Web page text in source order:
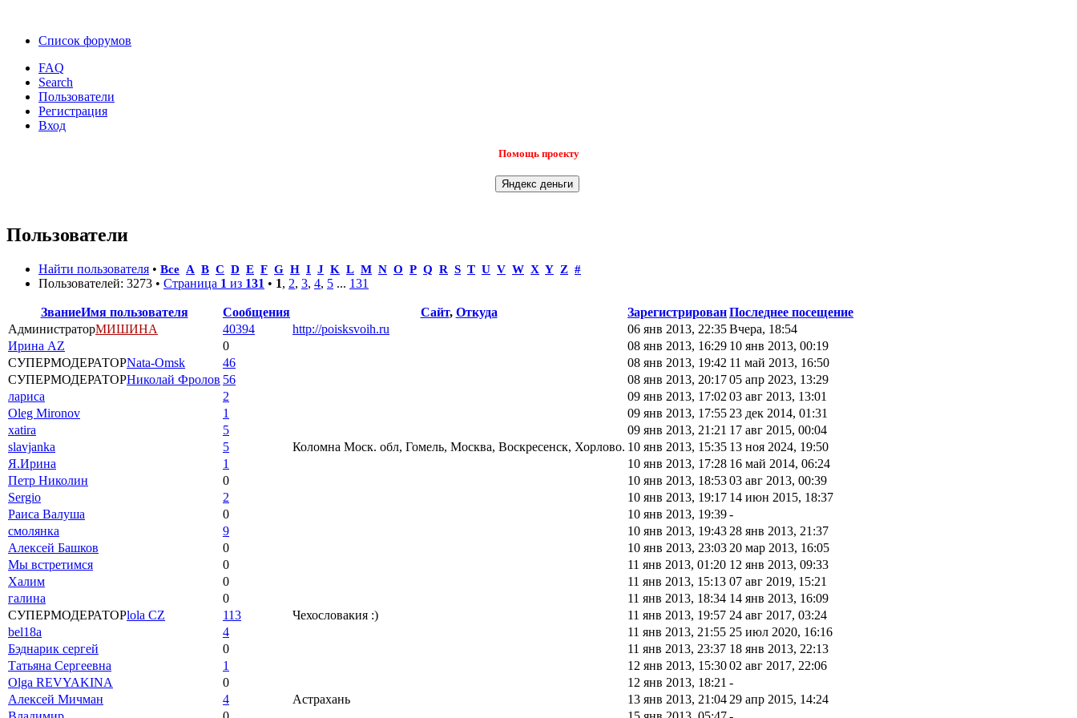
Список форумов
FAQ
Search
Пользователи
Регистрация
Вход
Помощь проекту
Пользователи
Найти пользователя • Все A B C D E F G H I J K L M N O P Q R S T U V W X Y Z #
Пользователей: 3273 • Страница 1 из 131 • 1, 2, 3, 4, 5 ... 131
ЗваниеИмя пользователя Сообщения Сайт, Откуда ЗарегистрированПоследнее посещение
АдминистраторМИШИНА 40394 http://poisksvoih.ru 06 янв 2013, 22:35Вчера, 18:54
Ирина AZ
0 08 янв 2013, 16:29 10 янв 2013, 00:19
СУПЕРМОДЕРАТОРNata-Omsk 46 08 янв 2013, 19:42 11 май 2013, 16:50
СУПЕРМОДЕРАТОРНиколай Фролов 56 08 янв 2013, 20:1705 апр 2023, 13:29
лариса
2 09 янв 2013, 17:02 03 авг 2013, 13:01
Oleg Mironov
1 09 янв 2013, 17:55 23 дек 2014, 01:31
xatira
5 09 янв 2013, 21:21 17 авг 2015, 00:04
slavjanka
5 Коломна Моск. обл, Гомель, Москва, Воскресенск, Хорлово. 10 янв 2013, 15:35 13 ноя 2024, 19:50
Я.Ирина
1 10 янв 2013, 17:28 16 май 2014, 06:24
Петр Николин
0 10 янв 2013, 18:5303 авг 2013, 00:39
Sergio
2 10 янв 2013, 19:17 14 июн 2015, 18:37
Раиса Валуша
0 10 янв 2013, 19:39-
смолянка
9 10 янв 2013, 19:43 28 янв 2013, 21:37
Алексей Башков
0 10 янв 2013, 23:03 20 мар 2013, 16:05
Мы встретимся
0 11 янв 2013, 01:20 12 янв 2013, 09:33
Халим
0 11 янв 2013, 15:13 07 авг 2019, 15:21
галина
0 11 янв 2013, 18:34 14 янв 2013, 16:09
СУПЕРМОДЕРАТОРlola CZ 113 Чехословакия :) 11 янв 2013, 19:57 24 авг 2017, 03:24
bel18a
4 11 янв 2013, 21:55 25 июл 2020, 16:16
Бэднарик сергей
0 11 янв 2013, 23:37 18 янв 2013, 22:13
Татьяна Сергеевна
1 12 янв 2013, 15:3002 авг 2017, 22:06
Olga REVYAKINA
0 12 янв 2013, 18:21 -
Алексей Мичман
4 Астрахань 13 янв 2013, 21:04 29 апр 2015, 14:24